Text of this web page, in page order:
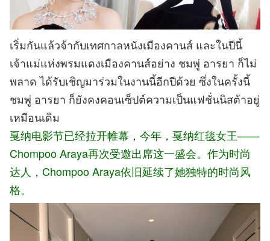
เริ่มกันแล้วจ้ากับเทศกาลหนังเมืองคานส์ และในปีนี้
เจ้าแม่แห่งพรมแดงเมืองคานส์อย่าง ชมพู่ อารยา ก็ไม่
พลาด ได้รับเชิญมาร่วมในงานนี้อีกปีด้วย ซึ่งในครั้งนี้
ชมพู่ อารยา ก็ยังคงคอนเซ็ปต์ความเป็นแฟชั่นนิสต้าอยู่
เหมือนเดิม
戛纳电影节已经拉开帷幕，今年，戛纳红毯女王——
Chompoo Araya再次受邀出席这一盛会。作为时尚
达人，Chompoo Araya依旧延续了她独特的时尚风
格。